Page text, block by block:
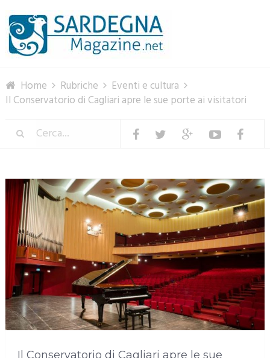
Home Rubriche
Eventi e cultura
Il Conservatorio di Cagliari apre le sue porte ai visitatori
Il Conservatorio di Cagliari apre le sue